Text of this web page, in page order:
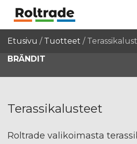
Etusivu / Tuotteet /
BRÄNDIT
Terassikalusteet
Roltrade valikoimasta